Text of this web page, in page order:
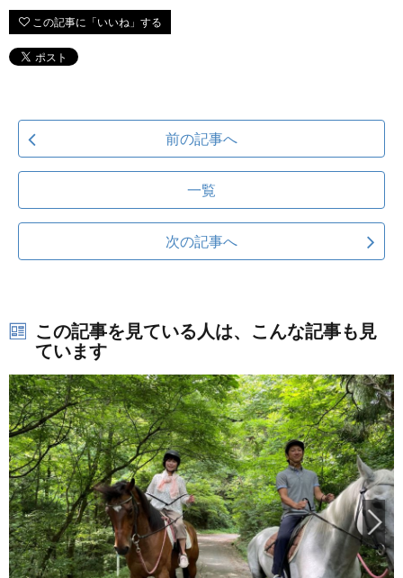
前の記事へ
一覧
次の記事へ
この記事を見ている人は、こんな記事も見
ています